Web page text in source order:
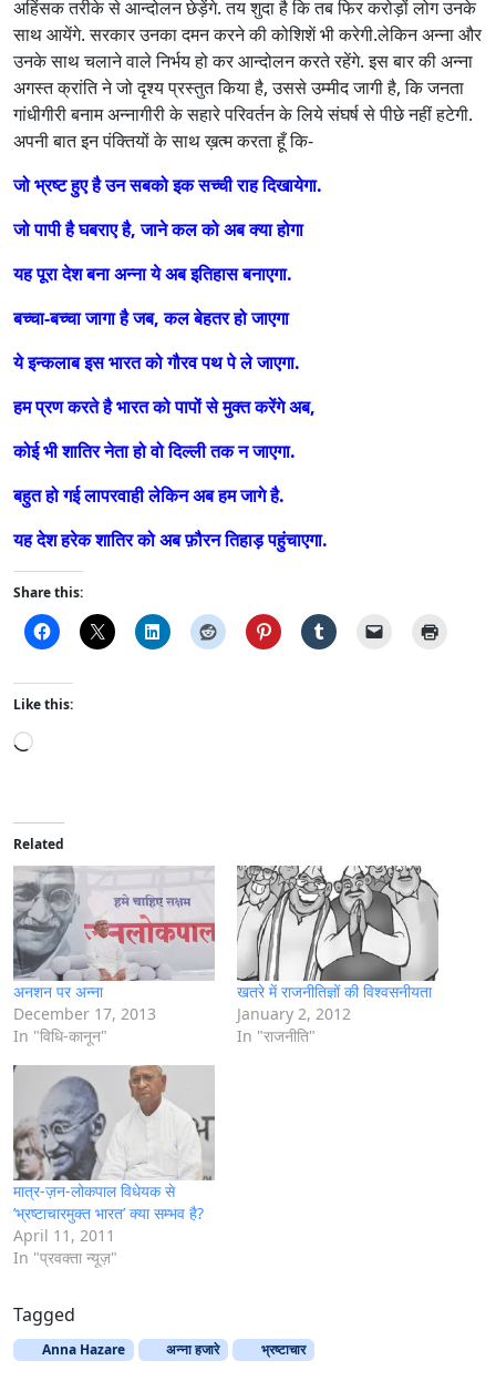
अहिंसक तरीके से आन्दोलन छेड़ेंगे. तय शुदा है कि तब फिर करोड़ों लोग उनके
साथ आयेंगे. सरकार उनका दमन करने की कोशिशें भी करेगी.लेकिन अन्ना और
उनके साथ चलाने वाले निर्भय हो कर आन्दोलन करते रहेंगे. इस बार की अन्ना
अगस्त क्रांति ने जो दृश्य प्रस्तुत किया है, उससे उम्मीद जागी है, कि जनता
गांधीगीरी बनाम अन्नागीरी के सहारे परिवर्तन के लिये संघर्ष से पीछे नहीं हटेगी.
अपनी बात इन पंक्तियों के साथ ख़त्म करता हूँ कि-
जो भ्रष्ट हुए है उन सबको इक सच्ची राह दिखायेगा.
जो पापी है घबराए है, जाने कल को अब क्या होगा
यह पूरा देश बना अन्ना ये अब इतिहास बनाएगा.
बच्चा-बच्चा जागा है जब, कल बेहतर हो जाएगा
ये इन्कलाब इस भारत को गौरव पथ पे ले जाएगा.
हम प्रण करते है भारत को पापों से मुक्त करेंगे अब,
कोई भी शातिर नेता हो वो दिल्ली तक न जाएगा.
बहुत हो गई लापरवाही लेकिन अब हम जागे है.
यह देश हरेक शातिर को अब फ़ौरन तिहाड़ पहुंचाएगा.
Share this:
Like this:
L
d
i
n
g
…
Related
अनशन पर अन्ना
December 17, 2013
In "विधि-कानून"
खतरे में राजनीतिज्ञों की विश्वसनीयता
January 2, 2012
In "राजनीति"
मात्र-ज़न-लोकपाल विधेयक से
’भ्रष्टाचारमुक्त भारत’ क्या सम्भव है?
April 11, 2011
In "प्रवक्ता न्यूज़"
Tagged
Anna Hazare अन्‍ना हजारे भ्रष्‍टाचार